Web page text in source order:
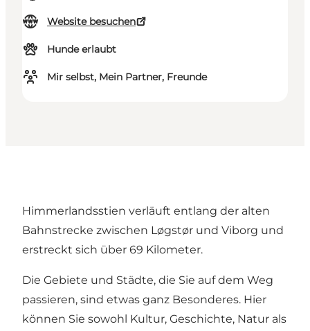
Website besuchen
Hunde erlaubt
Mir selbst, Mein Partner, Freunde
Himmerlandsstien verläuft entlang der alten
Bahnstrecke zwischen Løgstør und Viborg und
erstreckt sich über 69 Kilometer.
Die Gebiete und Städte, die Sie auf dem Weg
passieren, sind etwas ganz Besonderes. Hier
können Sie sowohl Kultur, Geschichte, Natur als